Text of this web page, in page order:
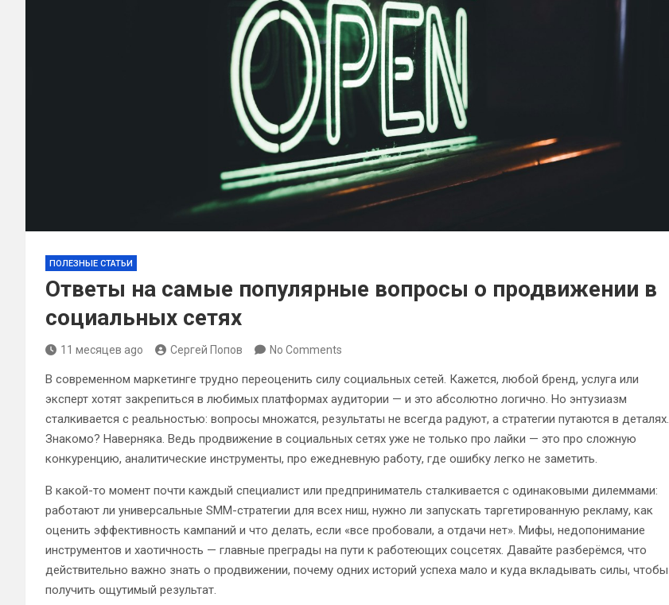
ПОЛЕЗНЫЕ СТАТЬИ
Ответы на самые популярные вопросы о продвижении в
социальных сетях
11 месяцев ago Сергей Попов No Comments
В современном маркетинге трудно переоценить силу социальных сетей. Кажется, любой бренд, услуга или
эксперт хотят закрепиться в любимых платформах аудитории — и это абсолютно логично. Но энтузиазм
сталкивается с реальностью: вопросы множатся, результаты не всегда радуют, а стратегии путаются в деталях.
Знакомо? Наверняка. Ведь продвижение в социальных сетях уже не только про лайки — это про сложную
конкуренцию, аналитические инструменты, про ежедневную работу, где ошибку легко не заметить.
В какой-то момент почти каждый специалист или предприниматель сталкивается с одинаковыми дилеммами:
работают ли универсальные SMM-стратегии для всех ниш, нужно ли запускать таргетированную рекламу, как
оценить эффективность кампаний и что делать, если «все пробовали, а отдачи нет». Мифы, недопонимание
инструментов и хаотичность — главные преграды на пути к работеющих соцсетях. Давайте разберёмся, что
действительно важно знать о продвижении, почему одних историй успеха мало и куда вкладывать силы, чтобы
получить ощутимый результат.